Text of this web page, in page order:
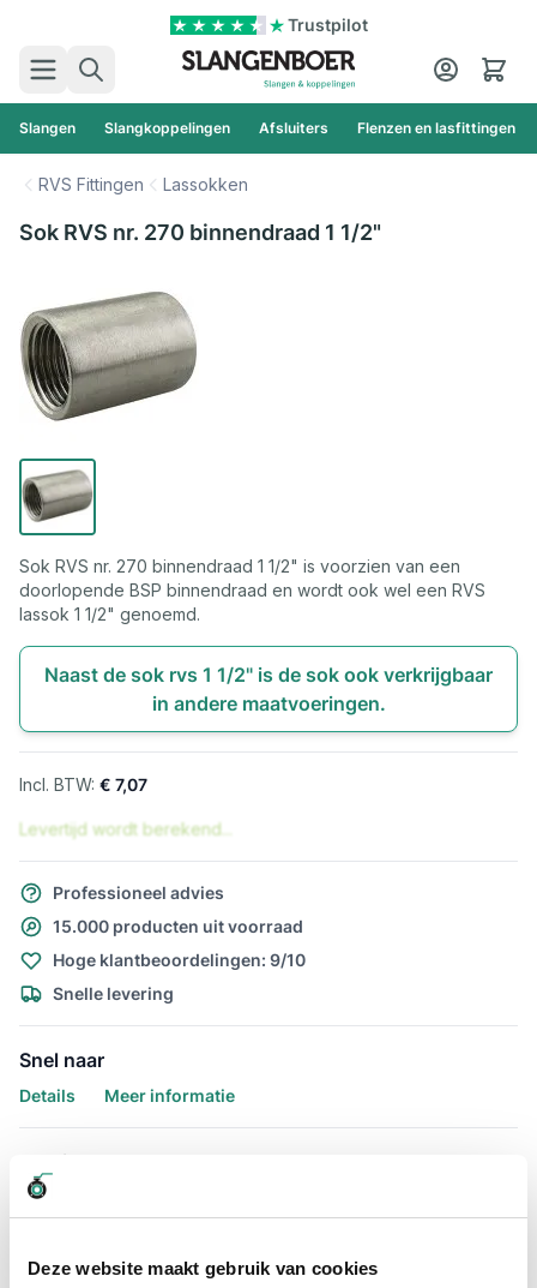
Deze website maakt gebruik van cookies
Trustpilot
Zoek
Cart
Slangen Slangkoppelingen Afsluiters Flenzen en lasfittingen
RVS Fittingen Lassokken
Sok RVS nr. 270 binnendraad 1 1/2"
Sok RVS nr. 270 binnendraad 1 1/2" is voorzien van een
doorlopende BSP binnendraad en wordt ook wel een RVS
lassok 1 1/2" genoemd.
Naast de sok rvs 1 1/2" is de sok ook verkrijgbaar
in andere maatvoeringen.
€ 7,07
Levertijd wordt berekend...
Professioneel advies
15.000 producten uit voorraad
Hoge klantbeoordelingen: 9/10
Snelle levering
Snel naar
Details Meer informatie
Details
RVS SOK 1 1/2" bestellen?
doorlopende BSP binnendraad en wordt ook wel een RVS